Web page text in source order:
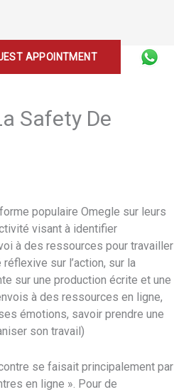
APPOINTMENT
Safety De
populaire Omegle sur leurs
visant à identifier
à des ressources pour travailler
sur l’action, sur la
sur une production écrite et une
à des ressources en ligne,
émotions, savoir prendre une
son travail)
se faisait principalement par
en ligne ». Pour de